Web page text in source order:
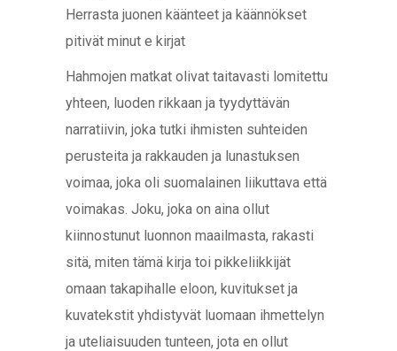
Herrasta juonen käänteet ja käännökset
pitivät minut e kirjat​
Hahmojen matkat olivat taitavasti lomitettu
yhteen, luoden rikkaan ja tyydyttävän
narratiivin, joka tutki ihmisten suhteiden
perusteita ja rakkauden ja lunastuksen
voimaa, joka oli suomalainen liikuttava että
voimakas. Joku, joka on aina ollut
kiinnostunut luonnon maailmasta, rakasti
sitä, miten tämä kirja toi pikkeliikkijät
omaan takapihalle eloon, kuvitukset ja
kuvatekstit yhdistyvät luomaan ihmettelyn
ja uteliaisuuden tunteen, jota en ollut